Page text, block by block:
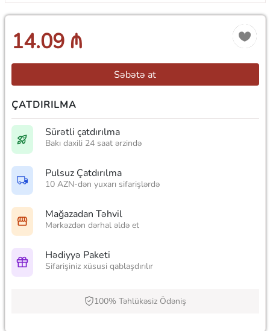
14.09 ₼
Səbətə at
ÇATDIRILMA
Sürətli çatdırılma
Bakı daxili 24 saat ərzində
Pulsuz Çatdırılma
10 AZN-dən yuxarı sifarişlərdə
Mağazadan Təhvil
Mərkəzdən dərhal əldə et
Hədiyyə Paketi
Sifarişiniz xüsusi qablaşdırılır
100% Təhlükəsiz Ödəniş